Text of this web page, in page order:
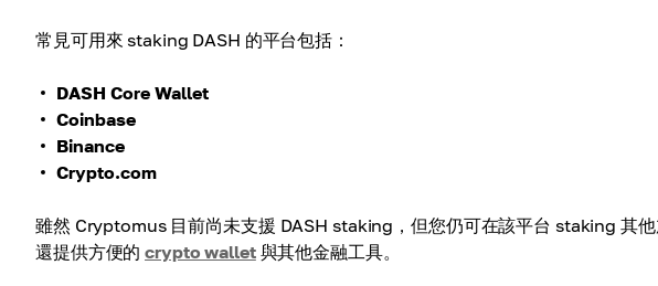
常見可用來 staking DASH 的平台包括：
DASH Core Wallet
Coinbase
Binance
Crypto.com
雖然 Cryptomus 目前尚未支援 DASH staking，但您仍可在該平台 staking 其
還提供方便的crypto wallet與其他金融工具。